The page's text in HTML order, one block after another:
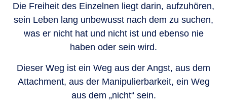
Die Freiheit des Einzelnen liegt darin, aufzuhören,
sein Leben lang unbewusst nach dem zu suchen,
was er nicht hat und nicht ist und ebenso nie
haben oder sein wird.
Dieser Weg ist ein Weg aus der Angst, aus dem
Attachment, aus der Manipulierbarkeit, ein Weg
aus dem „nicht“ sein.